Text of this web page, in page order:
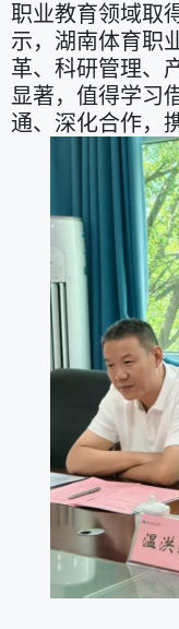
职业教育领域取
示，湖南体育职
革、科研管理、
显著，值得学习
通、深化合作，